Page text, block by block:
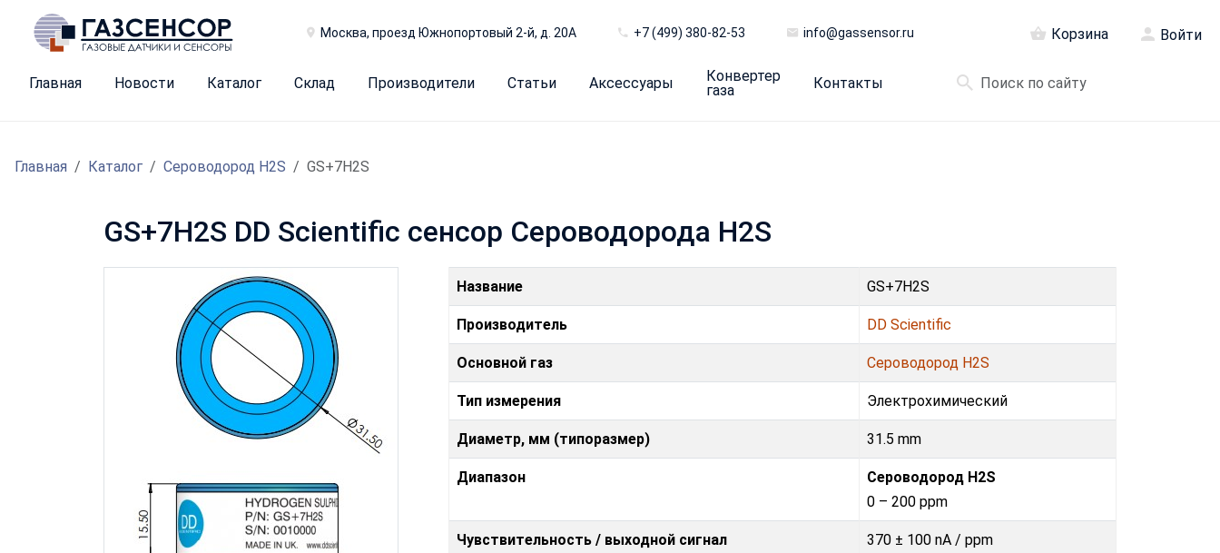
Москва, проезд Южнопортовый 2-й, д. 20А +7 (499) 380-82-53 info@gassensor.ru Корзина Войти
Главная Новости Каталог Склад Производители Статьи Аксессуары
Конвертер
газа
Контакты
Главная Каталог Сероводород H2S GS+7H2S
GS+7H2S DD Scientific сенсор Сероводорода H2S
Название GS+7H2S
Производитель DD Scientific
Основной газ Сероводород H2S
Тип измерения Электрохимический
Диаметр, мм (типоразмер) 31.5 mm
Диапазон
Сероводород H2S
0 – 200 ppm
Чувствительность / выходной сигнал 370 ± 100 nA / ppm